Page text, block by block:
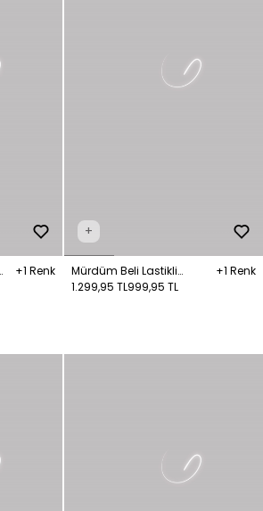
+1 Renk
+
Mürdüm Beli Lastikli
Pantolon
+1 Renk
1.299,95 TL999,95 TL